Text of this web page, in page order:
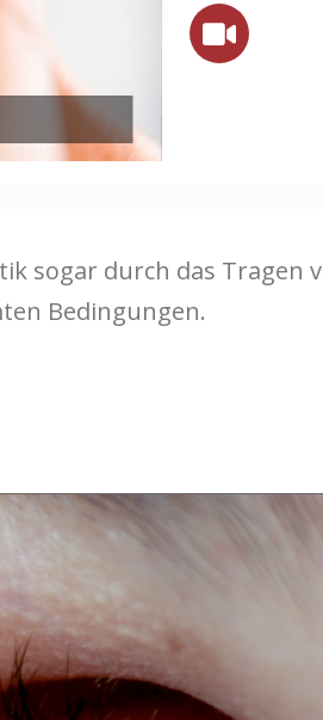
sogar durch das Tragen
Bedingungen.